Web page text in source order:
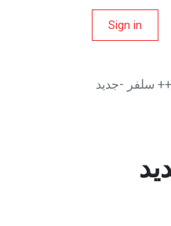
Sign in